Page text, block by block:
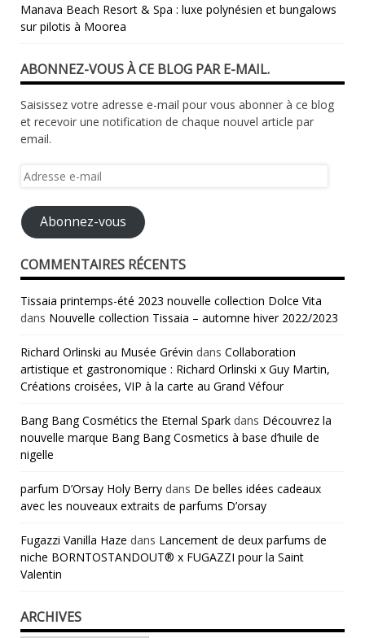
Manava Beach Resort & Spa : luxe polynésien et bungalows
sur pilotis à Moorea
ABONNEZ-VOUS À CE BLOG PAR E-MAIL.
Saisissez votre adresse e-mail pour vous abonner à ce blog
et recevoir une notification de chaque nouvel article par
email.
Adresse
mail
Abonnez-vous
COMMENTAIRES RÉCENTS
Tissaia printemps-été 2023 nouvelle collection Dolce Vita
dans Nouvelle collection Tissaia – automne hiver 2022/2023
Richard Orlinski au Musée Grévin dans Collaboration
artistique et gastronomique : Richard Orlinski x Guy Martin,
Créations croisées, VIP à la carte au Grand Véfour
Bang Bang Cosmétics the Eternal Spark dans Découvrez la
nouvelle marque Bang Bang Cosmetics à base d’huile de
nigelle
parfum D’Orsay Holy Berry dans De belles idées cadeaux
avec les nouveaux extraits de parfums D’orsay
Fugazzi Vanilla Haze dans Lancement de deux parfums de
niche BORNTOSTANDOUT® x FUGAZZI pour la Saint
Valentin
ARCHIVES